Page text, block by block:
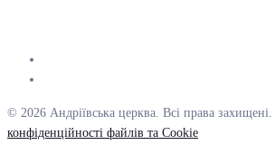
© 2026 Андріївська церква. Всі права захищені.
конфіденційності файлів та Cookie